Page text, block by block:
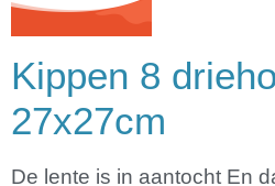
Kippen 8
27x27cm
De lente is in aantocht En